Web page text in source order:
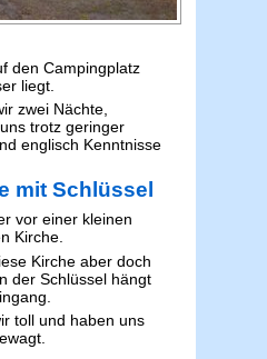
den Campingplatz
liegt.
zwei Nächte,
trotz geringer
englisch Kenntnisse
mit Schlüssel
vor einer kleinen
Kirche.
Kirche aber doch
der Schlüssel hängt
toll und haben uns